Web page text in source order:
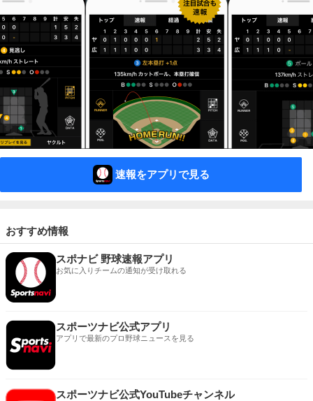
速報をアプリで見る
おすすめ情報
スポナビ 野球速報アプリ
お気に入りチームの通知が受け取れる
スポーツナビ公式アプリ
アプリで最新のプロ野球ニュースを見る
スポーツナビ公式YouTubeチャンネル